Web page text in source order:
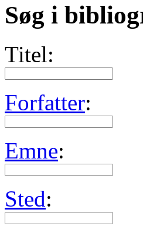
Søg i
Titel:
Forfatter:
Emne:
Sted: